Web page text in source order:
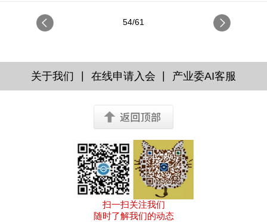
意”，元宇宙是前沿数字科技与人类智慧
的集成体，元宇宙时代加速来临，技术
会”热点。 依据元宇宙产业委《工作条
例》中第二章职能职责的第五条“产业引
领与政策研用”和第六条“产业支撑与技
展，融合元宇宙自身发展特征，开展元
宇宙技...
54/61
关于我们 在线申请入会 产业委AI客服
扫一扫关注我们
随时了解我们的动态